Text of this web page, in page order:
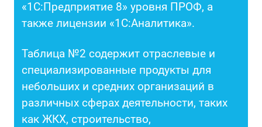
«1С:Предприятие 8» уровня ПРОФ, а
также лицензии «1С:Аналитика».
Таблица №2 содержит отраслевые и
специализированные продукты для
небольших и средних организаций в
различных сферах деятельности, таких
как ЖКХ, строительство,